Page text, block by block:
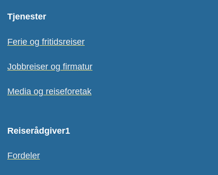
Tjenester
Ferie og fritidsreiser
Jobbreiser og firmatur
Media og reiseforetak
Reiserådgiver1
Fordeler